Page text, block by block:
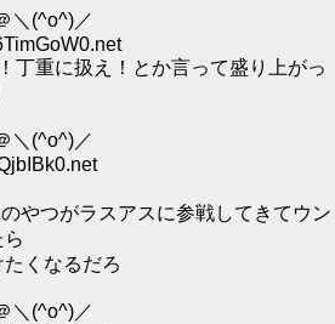
＼(^o^)／
丁重に扱え！とか言って盛り上がっ
＼(^o^)／
やつがラスアスに参戦してきてウン
くなるだろ
＼(^o^)／